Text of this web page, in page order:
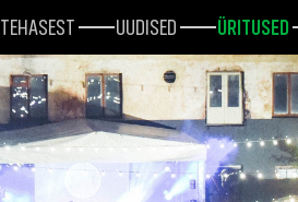
TEHASEST UUDISED ÜRITUSED